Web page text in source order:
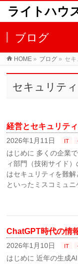
ライトハウ
ブログ
HOME » ブログ » セキ
セキュリティ
経営とセキュリテ
2026年1月11日 IT
はじめに 多くの企業
ィ部門（技術サイド
はセキュリティを難
といったミスコミュ
ChatGPT時代の情
2026年1月10日 IT
はじめに 近年の生成